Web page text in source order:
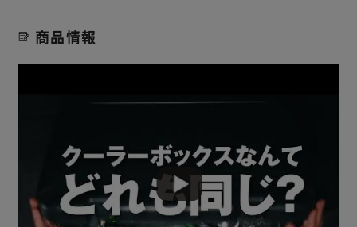
【15L】
保冷日数最大4日（※）！高保冷クーラーボックスです。
真空断熱パネルと発泡ウレタンの2つの機能を掛け合わせる
家電メーカーアイリスオーヤマだからこそ実現できた保冷力
保冷剤や食材などの保管に便利なインナートレー付きです。
コンパクトでレジャーや釣りに使いやすい「容量：約15L」
です。
商品情報